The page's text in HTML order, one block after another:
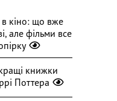
в кіно: що вже
але фільми все
книжки
Поттера